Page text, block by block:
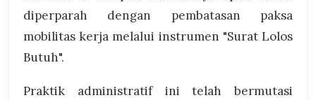
diperparah dengan pembatasan paksa
mobilitas kerja melalui instrumen "Surat Lolos
Butuh".
Praktik administratif ini telah bermutasi